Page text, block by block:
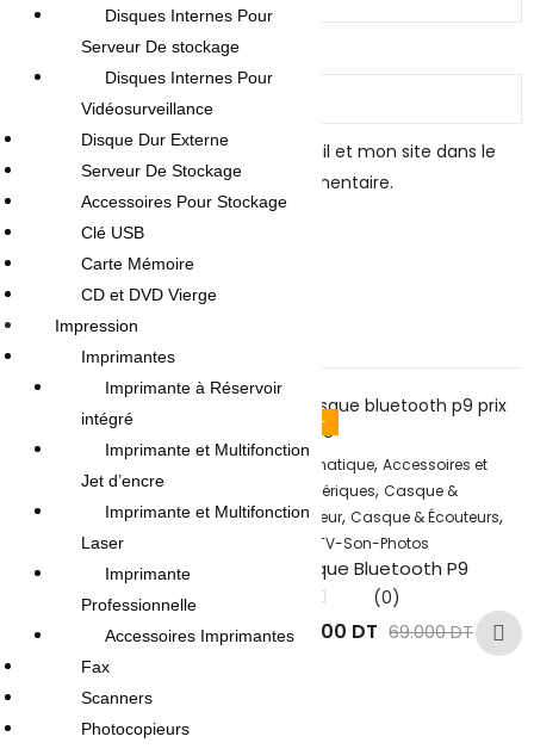
Enregistrer mon nom, mon e-mail et mon site dans le
navigateur pour mon prochain commentaire.
Related products
Téléphonie & Tablette
Accessoires et Périphériques
Accessoires Téléphones,
Informatique,Lecteur De Cartes &
Hub USB
SON,TV-Son-Photos
CARTE DE SON EXTERNE USB
(0)
% -
Informatique, Accessoires et
Périphériques, Casque &
Écouteur, Casque & Écouteurs,
TV-Son-Photos
Casque Bluetooth P9
0
sur
(0)
29.000 DT 69.000DT
Disques Internes Pour
Serveur De stockage
Disques Internes Pour
Vidéosurveillance
Disque Dur Externe
Serveur De Stockage
Accessoires Pour Stockage
Clé USB
Carte Mémoire
CD et DVD Vierge
Impression
Imprimantes
Imprimante à Réservoir
intégré
Imprimante et Multifonction
Jet d’encre
Imprimante et Multifonction
Laser
Imprimante
Professionnelle
Accessoires Imprimantes
Fax
Scanners
Photocopieurs